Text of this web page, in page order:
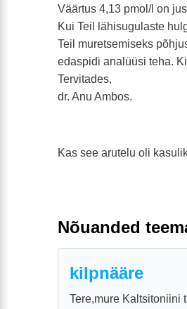
Väärtus 4,13 pmol/l on
Kui Teil lähisugulaste
Teil muretsemiseks
edaspidi analüüsi teha.
Tervitades,
dr. Anu Ambos.
Kas see arutelu oli
Nõuanded
kilpnääre
Tere,mure Kaltsitoniini